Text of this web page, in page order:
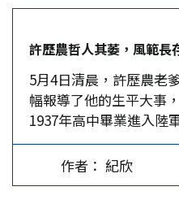
前利用民進黨兩位有意
的矛盾，提出只做一任
提名賴清德嫡系的林俊
妃，陳亭妃就可能放手
也要拉下林俊憲，否則
此，謝龍介在台南市是
然形象清新、口才便給
日中天的陳其邁也只輸
主最基本的機制之一就
度。這套制度建立在「
上，即當一位候選人經
有執行政治主張與參與
罷免變成選後常態化的
結果，便會因少數政黨
性體現在民進黨罷免藍
或道德瑕疵，而只是因
許歷農哲人其萎，風範
5月4日清晨，許歷農老
幅報導了他的生平大事
1937年高中畢業進入陸
後參加過抗日戰爭，後
師長、政戰學校校長、
令、金防部司令、國防
作者： 紀欣